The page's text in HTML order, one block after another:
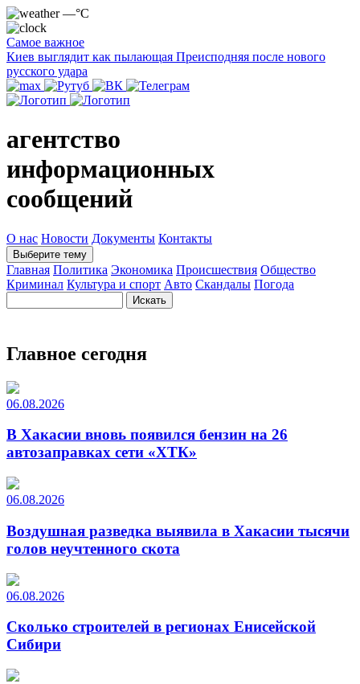
—°C
Самое важное
Киев выглядит как пылающая Преисподняя после нового
русского удара
агентство
информационных
сообщений
О нас Новости Документы Контакты
Выберите тему
Главная Политика Экономика Происшествия Общество
Криминал Культура и спорт Авто Скандалы Погода
Главное сегодня
06.08.2026
В Хакасии вновь появился бензин на 26
автозаправках сети «ХТК»
06.08.2026
Воздушная разведка выявила в Хакасии тысячи
голов неучтенного скота
06.08.2026
Сколько строителей в регионах Енисейской
Сибири